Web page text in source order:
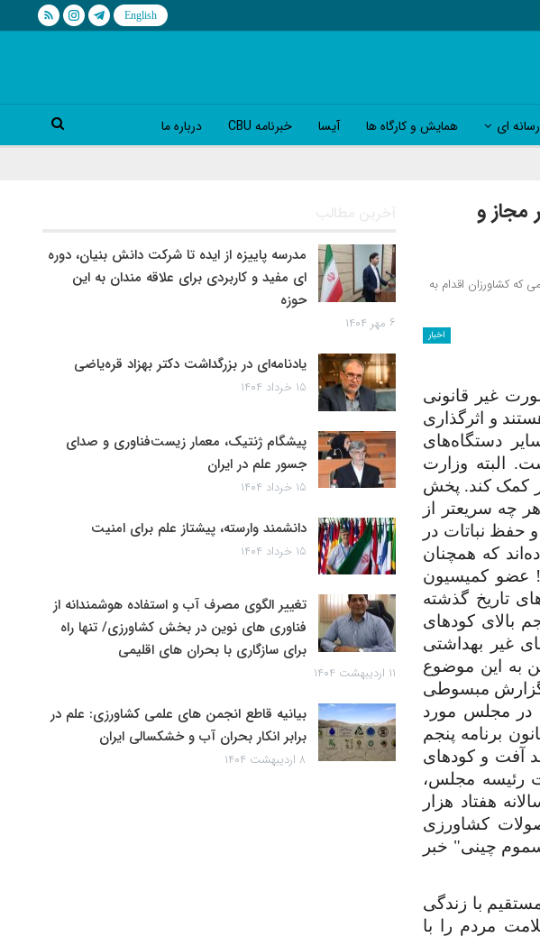
ای همایش و کارگاه ها آیسا خبرنامه CBU درباره ما
مجاز و
کشاورزان اقدام به
اخبار
غیر قانونی
و اثرگذاری
دستگاه‌های
البته وزارت
کمک کند. پخش
چه سریعتر از
نباتات در
که همچنان
عضو کمیسیون
تاریخ گذشته
بالای کودهای
غیر بهداشتی
به این موضوع
گزارش مبسوطی
در مجلس مورد
داد و از او در این زمینه که چرا وزارت جهاد کشاورزی، مفاد بند «و» ماده ۳۴ قانون برنامه پنجم
آفت و کودهای
رئیسه مجلس،
هفتاد هزار
کشاورزی
چینی" خبر
با زندگی
مردم را با
آخرین مطالب
مدرسه پاییزه از ایده تا شرکت دانش بنیان، دوره
ای مفید و کاربردی برای علاقه مندان به این
حوزه
۶ مهر ۱۴۰۴
یادنامه‌ای در بزرگداشت دکتر بهزاد قره‌یاضی
۱۵ خرداد ۱۴۰۴
پیشگام ژنتیک، معمار زیست‌فناوری و صدای
جسور علم در ایران
۱۵ خرداد ۱۴۰۴
دانشمند وارسته، پیشتاز علم برای امنیت
۱۵ خرداد ۱۴۰۴
تغییر الگوی مصرف آب و استفاده هوشمندانه از
فناوری های نوین در بخش کشاورزی/ تنها راه
برای سازگاری با بحران های اقلیمی
۱۱ اردیبهشت ۱۴۰۴
بیانیه قاطع انجمن های علمی کشاورزی: علم در
برابر انکار بحران آب و خشکسالی ایران
۸ اردیبهشت ۱۴۰۴